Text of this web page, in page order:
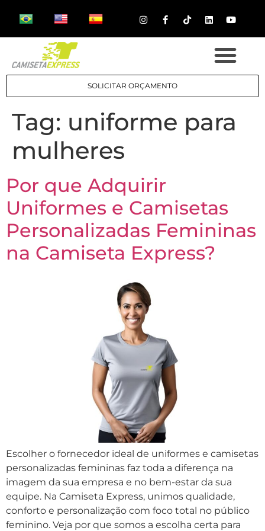
SOLICITAR ORÇAMENTO
Tag: uniforme para
mulheres
Por que Adquirir
Uniformes e Camisetas
Personalizadas Femininas
na Camiseta Express?
Escolher o fornecedor ideal de uniformes e camisetas
personalizadas femininas faz toda a diferença na
imagem da sua empresa e no bem-estar da sua
equipe. Na Camiseta Express, unimos qualidade,
conforto e personalização com foco total no público
feminino. Veja por que somos a escolha certa para